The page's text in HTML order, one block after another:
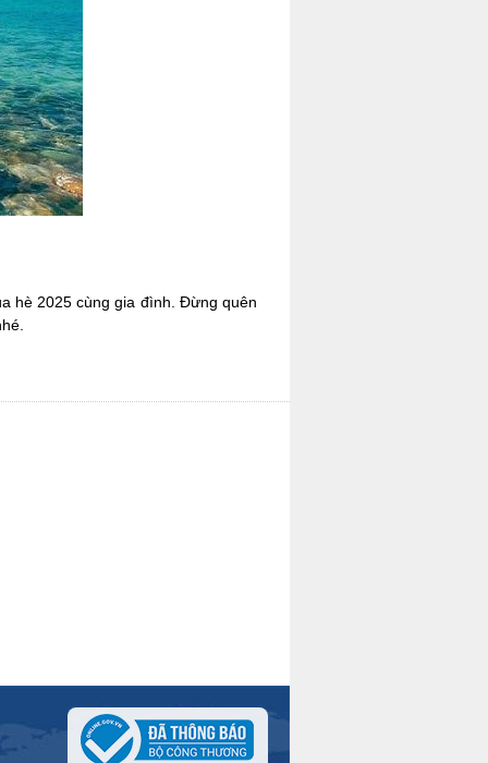
hè 2025 cùng gia đình. Đừng quên